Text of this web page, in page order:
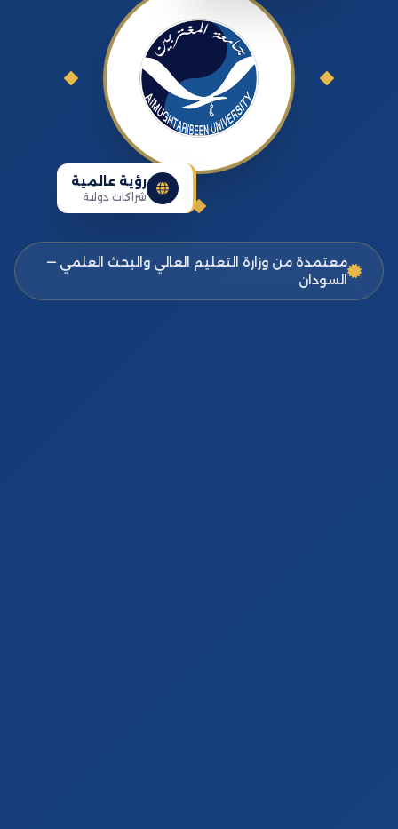
رؤية عالمية
شراكات دولية
معتمدة من وزارة التعليم العالي والبحث العلمي —
السودان